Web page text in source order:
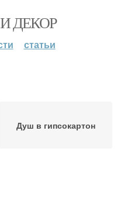
ДЕКОР
статьи
Душ в гипсокартон